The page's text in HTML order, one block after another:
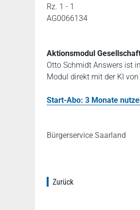
Rz. 1 - 1
AG0066134
Aktionsmodul
Otto Schmidt Answers ist
Modul direkt mit der KI
Start-Abo: 3 Monate
Bürgerservice Saarland
Zurück